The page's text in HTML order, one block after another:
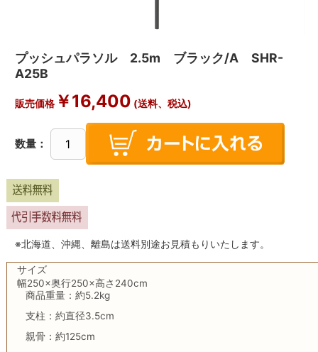
プッシュパラソル 2.5m ブラック/A SHR-
A25B
販売価格￥16,400 (送料、税込)
数量：
※北海道、沖縄、離島は送料別途お見積もりいたします。
サイズ
幅250×奥行250×高さ240cm
商品重量：約5.2kg
支柱：約直径3.5cm
親骨：約125cm